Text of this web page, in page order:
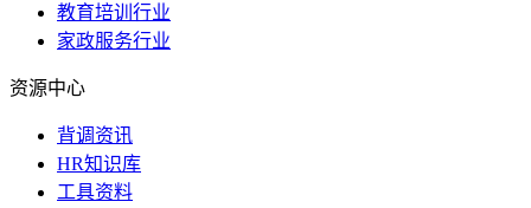
教育培训行业
家政服务行业
资源中心
背调资讯
HR知识库
工具资料